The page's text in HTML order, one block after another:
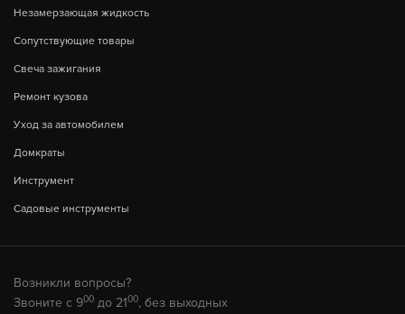
Незамерзающая жидкость
Сопутствующие товары
Свеча зажигания
Ремонт кузова
Уход за автомобилем
Домкраты
Инструмент
Садовые инструменты
Возникли вопросы?
Звоните с 900 до 2100, без выходных